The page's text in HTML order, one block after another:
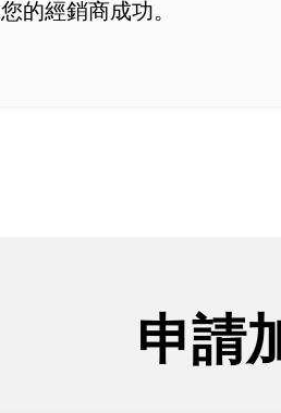
您的經銷商成功。
申請